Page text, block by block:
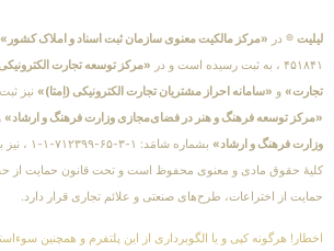
لیلیت ® در «مرکز مالکیت معنوی سازمان ثبت اسناد و املاک کشور»
۴۵۱۸۴۱ ، به ثبت رسیده است و در
«مرکز توسعه تجارت
تجارت» و «سامانه احراز مشتریان تجارت الکترونیکی (اِمتا)» نیز
«مرکز توسعه فرهنگ و هنر در فضای‌مجازی وزارت فرهنگ و ارشاد»
وزارت فرهنگ و ارشاد»
بشماره
کلیهٔ حقوق مادی و معنوی محفوظ است و تحت قانون حمایت از
حمایت از اختراعات، طرح‌های صنعتی و علائم تجاری قرار دارد.
اخطار! هرگونه کپی و یا الگوبرداری از این پلتفرم و همچنین